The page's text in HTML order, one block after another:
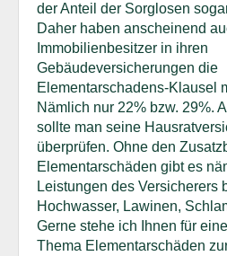
der Anteil der Sorglosen
Daher haben anscheinend
Immobilienbesitzer in ihren
Gebäudeversicherungen die
Elementarschadens-Klausel
Nämlich nur 22% bzw. 29%.
sollte man seine
überprüfen. Ohne den
Elementarschäden gibt es
Leistungen des Versicherers
Hochwasser, Lawinen,
Gerne stehe ich Ihnen für
Thema Elementarschäden